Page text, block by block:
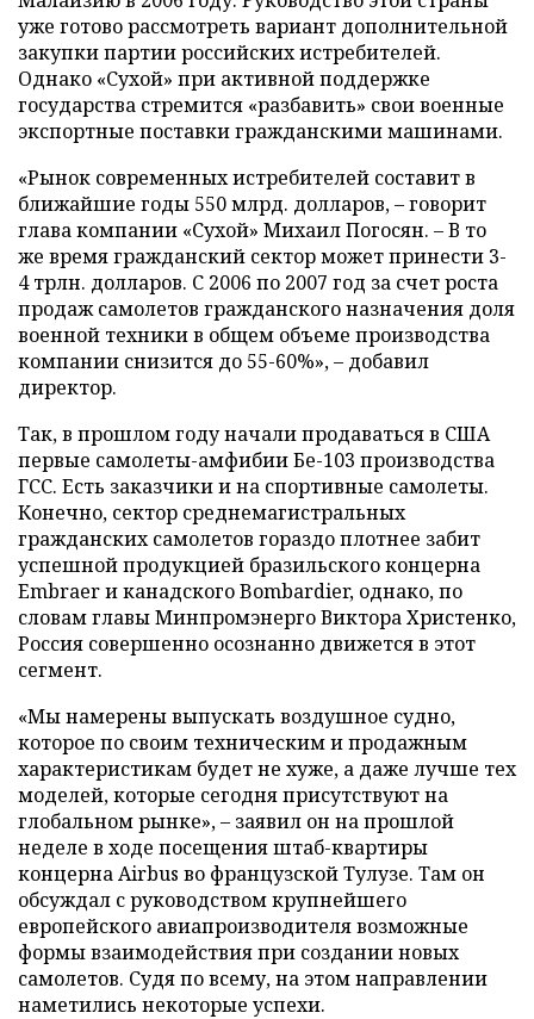
уже готово рассмотреть вариант дополнительной
закупки партии российских истребителей.
Однако «Сухой» при активной поддержке
государства стремится «разбавить» свои военные
экспортные поставки гражданскими машинами.
«Рынок современных истребителей составит в
ближайшие годы 550 млрд. долларов, – говорит
глава компании «Сухой» Михаил Погосян. – В то
же время гражданский сектор может принести 3-
4 трлн. долларов. С 2006 по 2007 год за счет роста
продаж самолетов гражданского назначения доля
военной техники в общем объеме производства
компании снизится до 55-60%», – добавил
директор.
Так, в прошлом году начали продаваться в США
первые самолеты-амфибии Бе-103 производства
ГСС. Есть заказчики и на спортивные самолеты.
Конечно, сектор среднемагистральных
гражданских самолетов гораздо плотнее забит
успешной продукцией бразильского концерна
Embraer и канадского Bombardier, однако, по
словам главы Минпромэнерго Виктора Христенко,
Россия совершенно осознанно движется в этот
сегмент.
«Мы намерены выпускать воздушное судно,
которое по своим техническим и продажным
характеристикам будет не хуже, а даже лучше тех
моделей, которые сегодня присутствуют на
глобальном рынке», – заявил он на прошлой
неделе в ходе посещения штаб-квартиры
концерна Airbus во французской Тулузе. Там он
обсуждал с руководством крупнейшего
европейского авиапроизводителя возможные
формы взаимодействия при создании новых
самолетов. Судя по всему, на этом направлении
наметились некоторые успехи.